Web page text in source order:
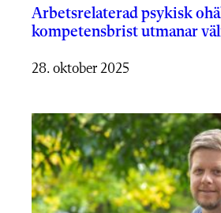
Arbetsrelaterad psykisk
kompetensbrist utmanar
28. oktober 2025